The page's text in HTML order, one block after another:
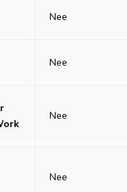
Nee
Nee
Nee
Nee